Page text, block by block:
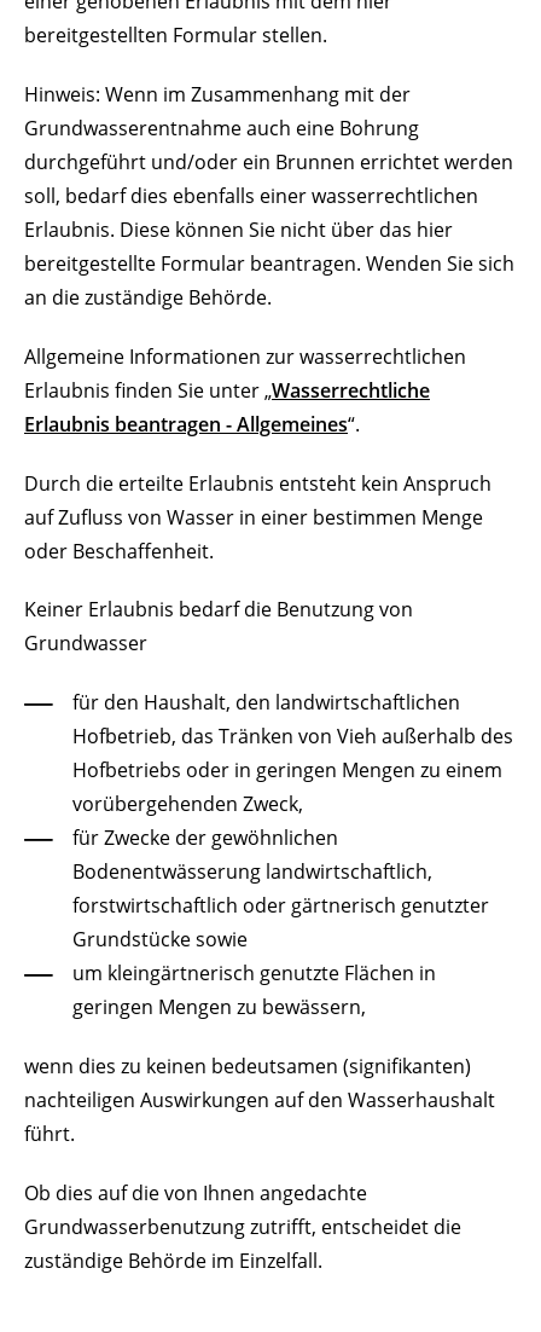
bereitgestellten Formular stellen.
Hinweis: Wenn im Zusammenhang mit der
Grundwasserentnahme auch eine Bohrung
durchgeführt und/oder ein Brunnen errichtet werden
soll, bedarf dies ebenfalls einer wasserrechtlichen
Erlaubnis. Diese können Sie nicht über das hier
bereitgestellte Formular beantragen. Wenden Sie sich
an die zuständige Behörde.
Allgemeine Informationen zur wasserrechtlichen
Erlaubnis finden Sie unter „Wasserrechtliche
Erlaubnis beantragen - Allgemeines“.
Durch die erteilte Erlaubnis entsteht kein Anspruch
auf Zufluss von Wasser in einer bestimmen Menge
oder Beschaffenheit.
Keiner Erlaubnis bedarf die Benutzung von
Grundwasser
für den Haushalt, den landwirtschaftlichen
Hofbetrieb, das Tränken von Vieh außerhalb des
Hofbetriebs oder in geringen Mengen zu einem
vorübergehenden Zweck,
für Zwecke der gewöhnlichen
Bodenentwässerung landwirtschaftlich,
forstwirtschaftlich oder gärtnerisch genutzter
Grundstücke sowie
um kleingärtnerisch genutzte Flächen in
geringen Mengen zu bewässern,
wenn dies zu keinen bedeutsamen (signifikanten)
nachteiligen Auswirkungen auf den Wasserhaushalt
führt.
Ob dies auf die von Ihnen angedachte
Grundwasserbenutzung zutrifft, entscheidet die
zuständige Behörde im Einzelfall.